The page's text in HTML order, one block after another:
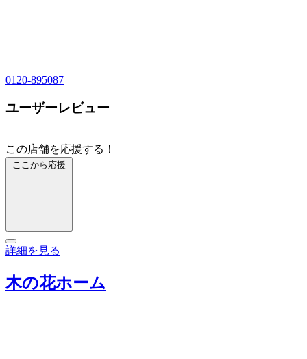
0120-895087
ユーザーレビュー
この店舗を応援する！
ここから応援
詳細を見る
木の花ホーム